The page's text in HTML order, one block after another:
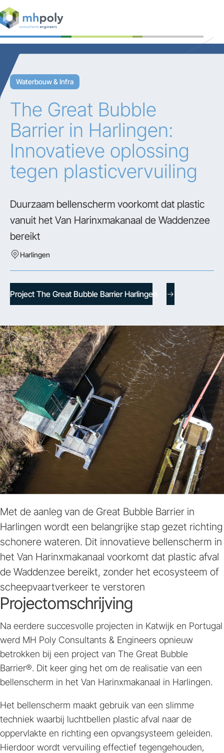
Expertises
Projecten
Werken bij
Contact
Waterbouw & Infra
The Great Bubble
Barrier in Harlingen:
Innovatieve oplossing
tegen plasticvervuiling
Duurzaam bellenscherm voorkomt dat plastic
vanuit het Van Harinxmakanaal de Waddenzee
bereikt
Harlingen
Project The Great Bubble Barrier Harlingen
Met de aanleg van de Great Bubble Barrier in
Harlingen wordt een belangrijke stap gezet richting
schonere wateren. Dit innovatieve bellenscherm in
het Van Harinxmakanaal voorkomt dat plastic afval
de Waddenzee bereikt, zonder het ecosysteem of
scheepvaartverkeer te verstoren
Projectomschrijving
Na eerdere succesvolle projecten in Katwijk en Portugal
werd MH Poly Consultants & Engineers opnieuw
betrokken bij een project van The Great Bubble
Barrier®. Dit keer ging het om de realisatie van een
bellenscherm in het Van Harinxmakanaal in Harlingen.
Het bellenscherm maakt gebruik van een slimme
techniek waarbij luchtbellen plastic afval naar de
oppervlakte en richting een opvangsysteem geleiden.
Hierdoor wordt vervuiling effectief tegengehouden,